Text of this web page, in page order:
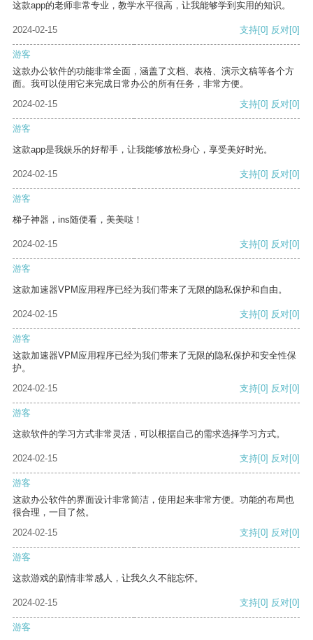
这款app的老师非常专业，教学水平很高，让我能够学到实用的知识。
2024-02-15 支持[0] 反对[0]
游客
这款办公软件的功能非常全面，涵盖了文档、表格、演示文稿等各个方
面。我可以使用它来完成日常办公的所有任务，非常方便。
2024-02-15
支持[0] 反对[0]
游客
这款app是我娱乐的好帮手，让我能够放松身心，享受美好时光。
2024-02-15 支持[0] 反对[0]
游客
梯子神器，ins随便看，美美哒！
2024-02-15 支持[0] 反对[0]
游客
这款加速器VPM应用程序已经为我们带来了无限的隐私保护和自由。
2024-02-15 支持[0] 反对[0]
游客
这款加速器VPM应用程序已经为我们带来了无限的隐私保护和安全性保
护。
2024-02-15
支持[0] 反对[0]
游客
这款软件的学习方式非常灵活，可以根据自己的需求选择学习方式。
2024-02-15 支持[0] 反对[0]
游客
这款办公软件的界面设计非常简洁，使用起来非常方便。功能的布局也
很合理，一目了然。
2024-02-15
支持[0] 反对[0]
游客
这款游戏的剧情非常感人，让我久久不能忘怀。
2024-02-15 支持[0] 反对[0]
游客